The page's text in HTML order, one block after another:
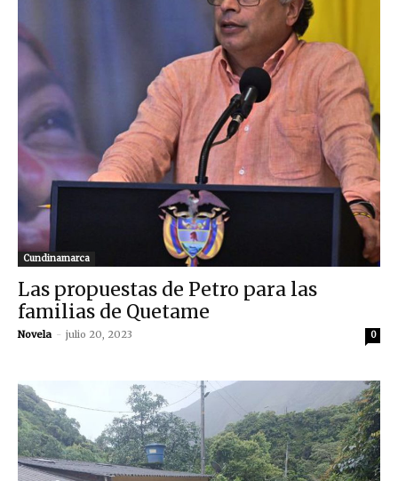
Cundinamarca
Las propuestas de Petro para las
familias de Quetame
Novela - julio 20, 2023 0